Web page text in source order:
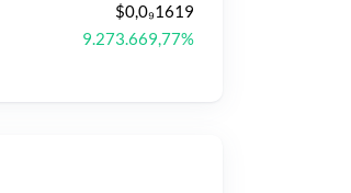
$0,0₉1619
9.273.669,77%